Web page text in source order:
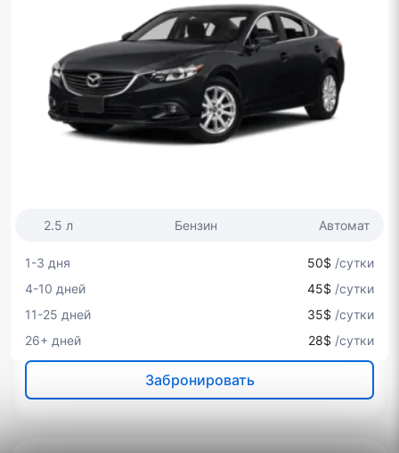
2.5 л Бензин Автомат
1-3 дня 50$ /сутки
4-10 дней
45$ /сутки
11-25 дней
35$ /сутки
26+ дней
28$ /сутки
Забронировать